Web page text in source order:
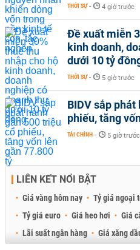
THỜI SỰ - 4 giờ trước
Đề xuất miễn
kinh doanh,
dưới 10 tỷ
THỜI SỰ - 5 giờ trước
BIDV sắp
phiếu, tăng
TÀI CHÍNH - 5 giờ trước
LIÊN KẾT NỔI BẬT
Giá vàng hôm nay Tỷ giá ngoại
Tỷ giá euro
Giá heo hơi Giá
Lãi suất ngân hàng
Giá xăng